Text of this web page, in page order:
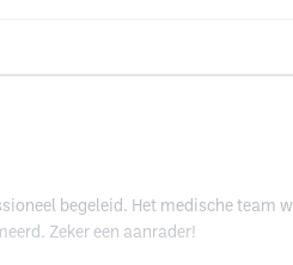
begeleid. Het medische team
Zeker een aanrader!